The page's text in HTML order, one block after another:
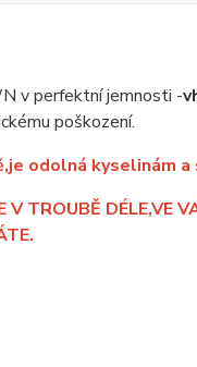
v perfektní jemnosti -
poškození.
odolná kyselinám
TROUBĚ DÉLE,VE